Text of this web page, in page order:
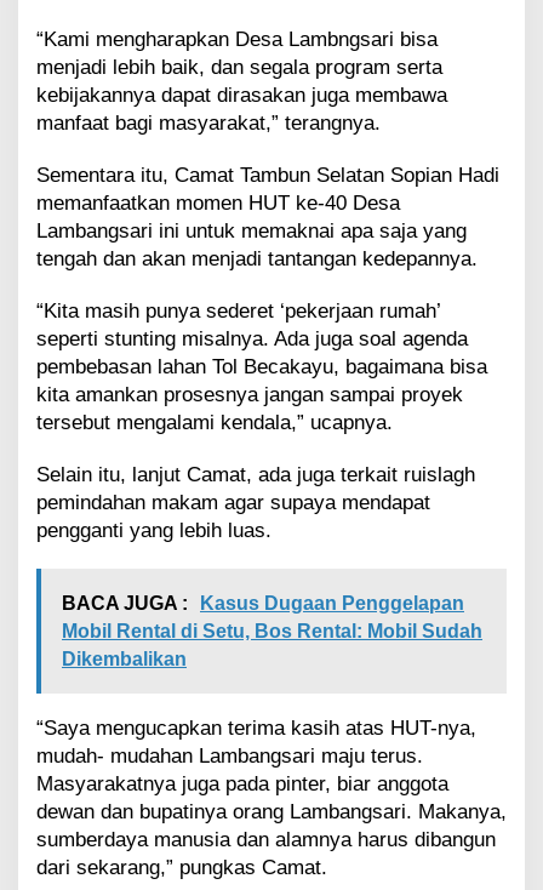
“Kami mengharapkan Desa Lambngsari bisa
menjadi lebih baik, dan segala program serta
kebijakannya dapat dirasakan juga membawa
manfaat bagi masyarakat,” terangnya.
Sementara itu, Camat Tambun Selatan Sopian Hadi
memanfaatkan momen HUT ke-40 Desa
Lambangsari ini untuk memaknai apa saja yang
tengah dan akan menjadi tantangan kedepannya.
“Kita masih punya sederet ‘pekerjaan rumah’
seperti stunting misalnya. Ada juga soal agenda
pembebasan lahan Tol Becakayu, bagaimana bisa
kita amankan prosesnya jangan sampai proyek
tersebut mengalami kendala,” ucapnya.
Selain itu, lanjut Camat, ada juga terkait ruislagh
pemindahan makam agar supaya mendapat
pengganti yang lebih luas.
BACA JUGA :
Kasus Dugaan Penggelapan
Mobil Rental di Setu, Bos Rental: Mobil Sudah
Dikembalikan
“Saya mengucapkan terima kasih atas HUT-nya,
mudah- mudahan Lambangsari maju terus.
Masyarakatnya juga pada pinter, biar anggota
dewan dan bupatinya orang Lambangsari. Makanya,
sumberdaya manusia dan alamnya harus dibangun
dari sekarang,” pungkas Camat.